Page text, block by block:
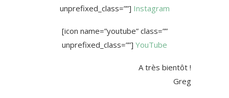
unprefixed_class=””] Instagram
[icon name=”youtube” class=””
unprefixed_class=””] YouTube
A très bientôt !
Greg